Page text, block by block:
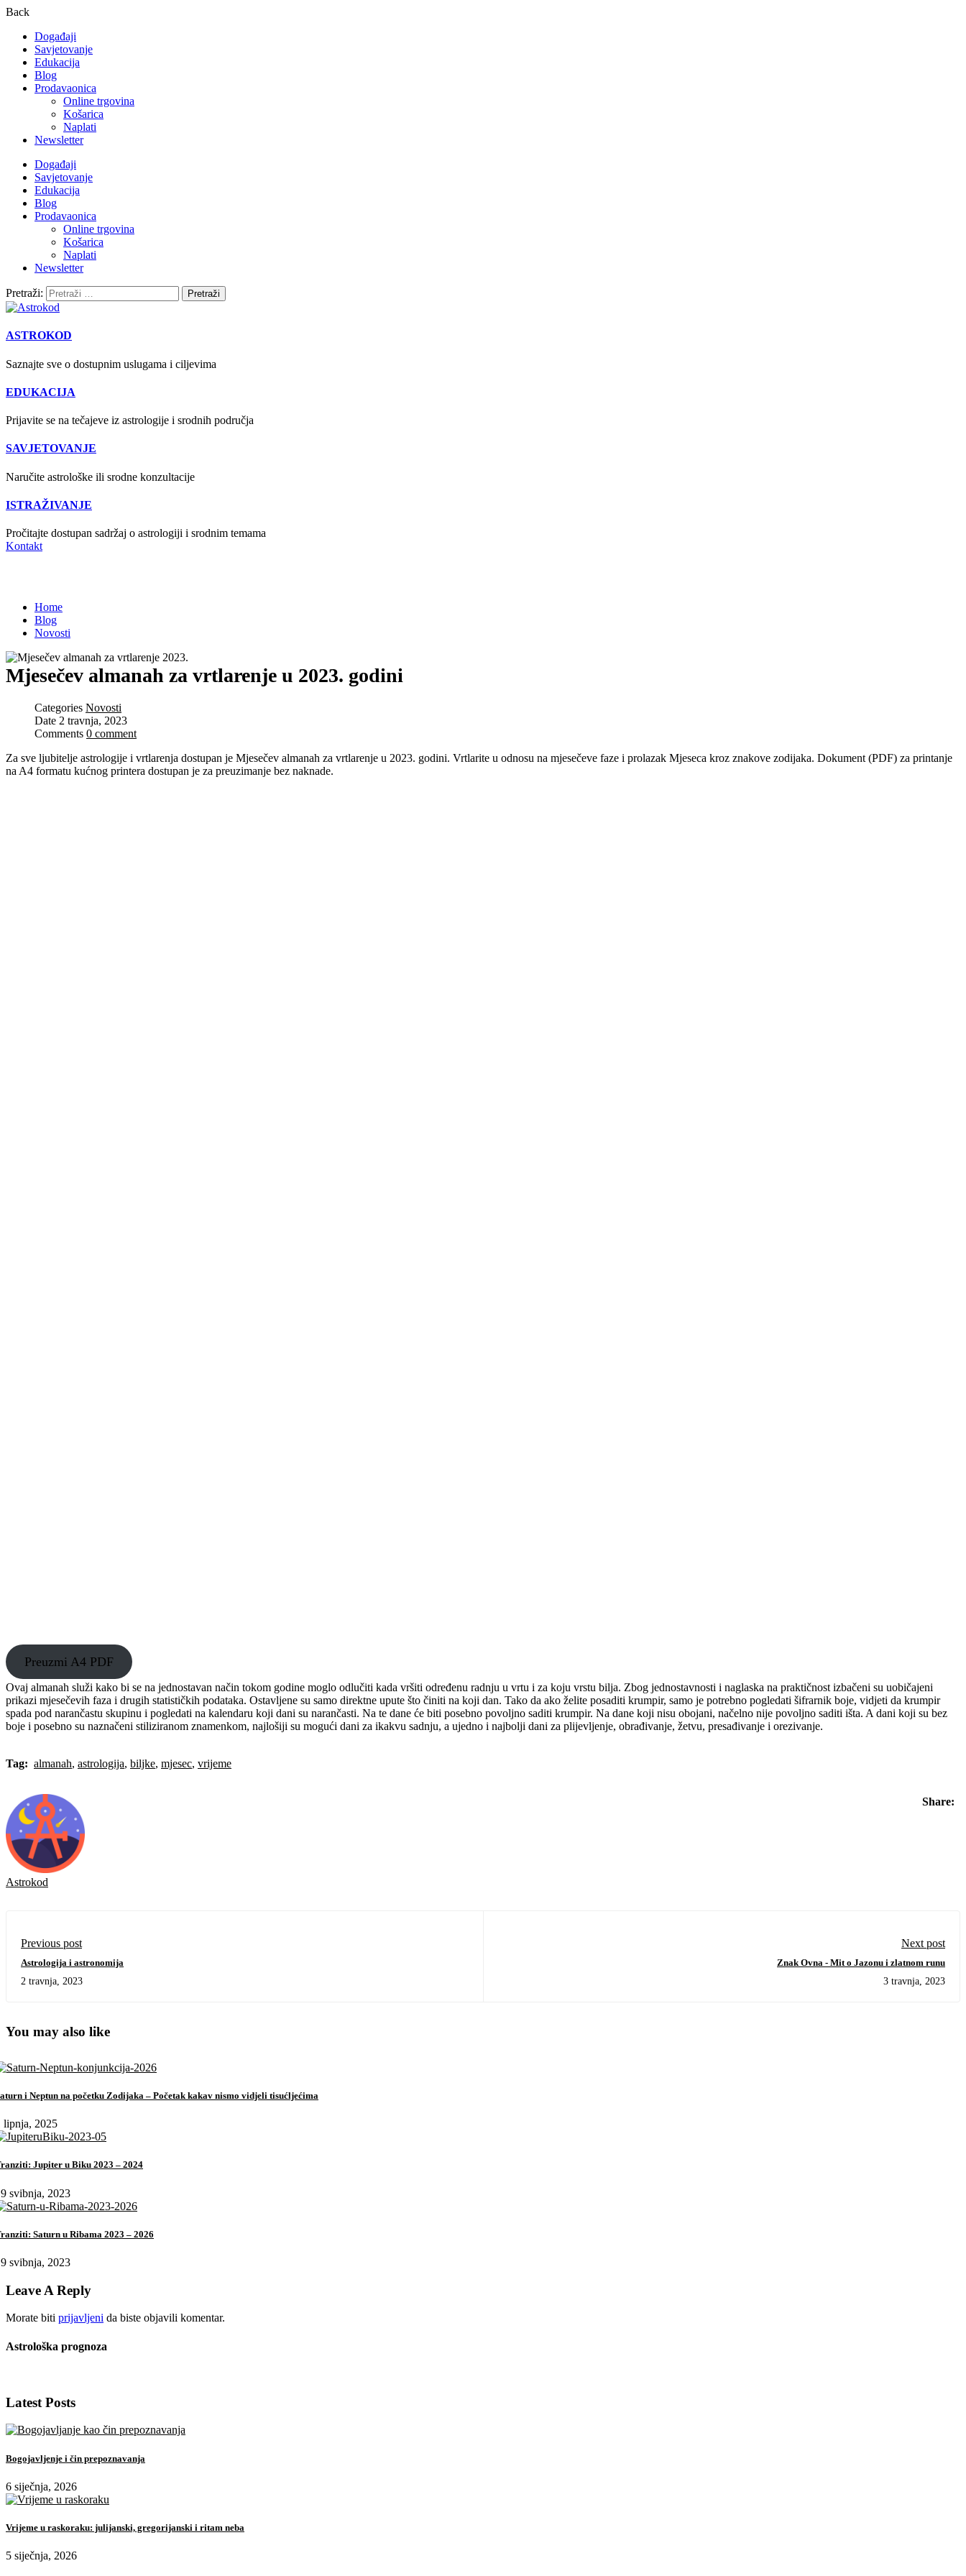
Back
Događaji
Savjetovanje
Edukacija
Blog
Prodavaonica
Online trgovina
Košarica
Naplati
Newsletter
Događaji
Savjetovanje
Edukacija
Blog
Prodavaonica
Online trgovina
Košarica
Naplati
Newsletter
Pretraži:
ASTROKOD
Saznajte sve o dostupnim uslugama i ciljevima
EDUKACIJA
Prijavite se na tečajeve iz astrologije i srodnih područja
SAVJETOVANJE
Naručite astrološke ili srodne konzultacije
ISTRAŽIVANJE
Pročitajte dostupan sadržaj o astrologiji i srodnim temama
Kontakt
Home
Blog
Novosti
Mjesečev almanah za vrtlarenje u 2023. godini
Categories Novosti
Date 2 travnja, 2023
Comments 0 comment
Za sve ljubitelje astrologije i vrtlarenja dostupan je Mjesečev almanah za vrtlarenje u 2023. godini. Vrtlarite u odnosu na mjesečeve faze i prolazak Mjeseca kroz znakove zodijaka. Dokument (PDF) za printanje
na A4 formatu kućnog printera dostupan je za preuzimanje bez naknade.
Preuzmi A4 PDF
Ovaj almanah služi kako bi se na jednostavan način tokom godine moglo odlučiti kada vršiti određenu radnju u vrtu i za koju vrstu bilja. Zbog jednostavnosti i naglaska na praktičnost izbačeni su uobičajeni
prikazi mjesečevih faza i drugih statističkih podataka. Ostavljene su samo direktne upute što činiti na koji dan. Tako da ako želite posaditi krumpir, samo je potrebno pogledati šifrarnik boje, vidjeti da krumpir
spada pod narančastu skupinu i pogledati na kalendaru koji dani su narančasti. Na te dane će biti posebno povoljno saditi krumpir. Na dane koji nisu obojani, načelno nije povoljno saditi išta. A dani koji su bez
boje i posebno su naznačeni stiliziranom znamenkom, najlošiji su mogući dani za ikakvu sadnju, a ujedno i najbolji dani za plijevljenje, obrađivanje, žetvu, presađivanje i orezivanje.
Tag: almanah, astrologija, biljke, mjesec, vrijeme
Share:
Astrokod
Previous post
Astrologija i astronomija
2 travnja, 2023
Next post
Znak Ovna - Mit o Jazonu i zlatnom runu
3 travnja, 2023
You may also like
i Neptun na početku Zodijaka – Početak kakav nismo vidjeli tisućljećima
lipnja, 2025
Jupiter u Biku 2023 – 2024
svibnja, 2023
Saturn u Ribama 2023 – 2026
svibnja, 2023
Leave A Reply
Morate biti prijavljeni da biste objavili komentar.
Astrološka prognoza
Latest Posts
Bogojavljenje i čin prepoznavanja
6 siječnja, 2026
Vrijeme u raskoraku: julijanski, gregorijanski i ritam neba
5 siječnja, 2026